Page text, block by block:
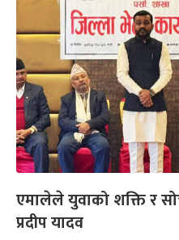
एमालेले युवाको शक्ति र
प्रदीप यादव